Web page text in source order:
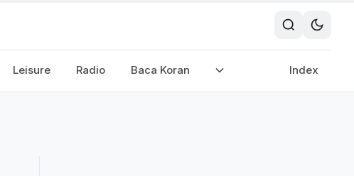
Leisure Radio Baca Koran Index